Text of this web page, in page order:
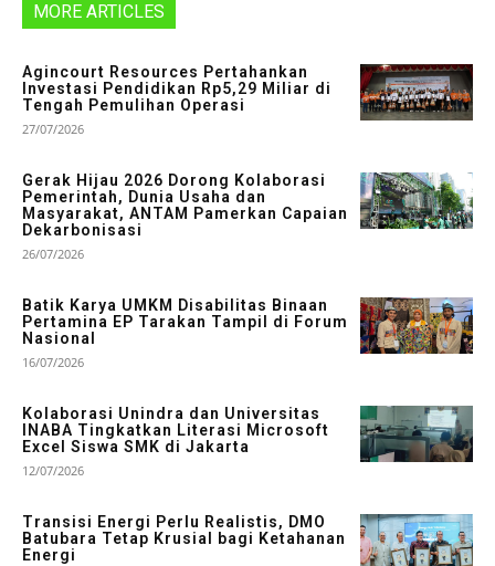
MORE ARTICLES
Agincourt Resources Pertahankan
Investasi Pendidikan Rp5,29 Miliar di
Tengah Pemulihan Operasi
27/07/2026
Gerak Hijau 2026 Dorong Kolaborasi
Pemerintah, Dunia Usaha dan
Masyarakat, ANTAM Pamerkan Capaian
Dekarbonisasi
26/07/2026
Batik Karya UMKM Disabilitas Binaan
Pertamina EP Tarakan Tampil di Forum
Nasional
16/07/2026
Kolaborasi Unindra dan Universitas
INABA Tingkatkan Literasi Microsoft
Excel Siswa SMK di Jakarta
12/07/2026
Transisi Energi Perlu Realistis, DMO
Batubara Tetap Krusial bagi Ketahanan
Energi